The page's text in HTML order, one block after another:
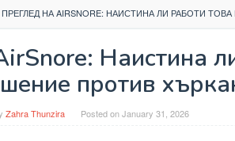
ПРЕГЛЕД НА AIRSNORE: НАИСТИНА ЛИ РАБОТИ
Наистина
против
Zahra Thunzira Posted onJanuary 31, 2026